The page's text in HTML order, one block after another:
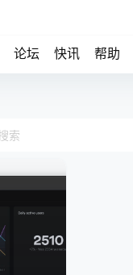
论坛 快讯 帮助